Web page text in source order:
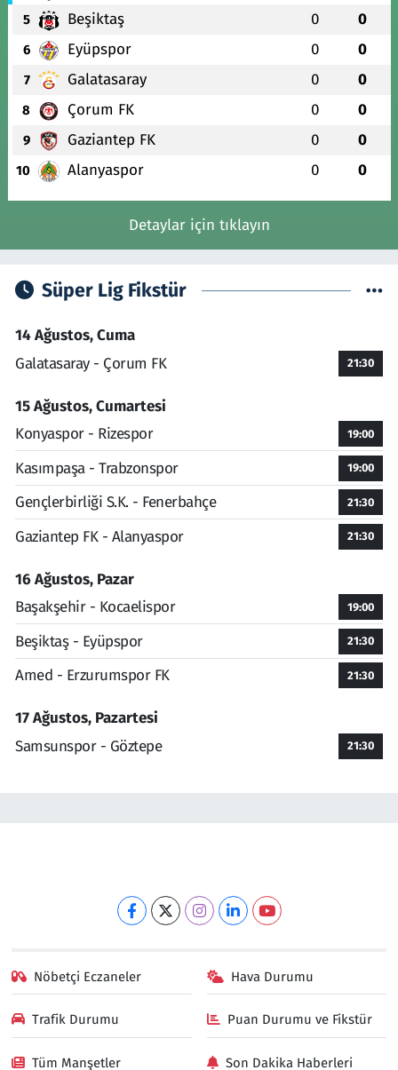
5 Beşiktaş 0 0
6 Eyüpspor 0 0
7 Galatasaray 0 0
8 Çorum FK 0 0
9 Gaziantep FK 0 0
10 Alanyaspor 0 0
Detaylar için tıklayın
Süper Lig Fikstür
14 Ağustos, Cuma
Galatasaray - Çorum FK
21:30
15 Ağustos, Cumartesi
Konyaspor - Rizespor
19:00
Kasımpaşa - Trabzonspor 19:00
Gençlerbirliği S.K. - Fenerbahçe 21:30
Gaziantep FK - Alanyaspor 21:30
16 Ağustos, Pazar
Başakşehir - Kocaelispor
19:00
Beşiktaş - Eyüpspor 21:30
Amed - Erzurumspor FK 21:30
17 Ağustos, Pazartesi
Samsunspor - Göztepe
21:30
Nöbetçi Eczaneler Hava Durumu
Trafik Durumu Puan Durumu ve Fikstür
Tüm Manşetler Son Dakika Haberleri